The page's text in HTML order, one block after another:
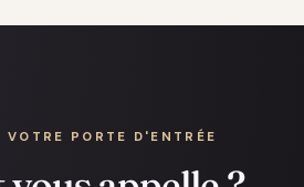
VOTRE PORTE D'ENTRÉE